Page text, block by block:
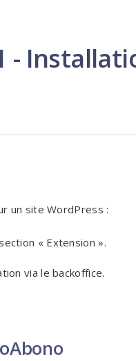
-
un site WordPress :
« Extension ».
via le backoffice.